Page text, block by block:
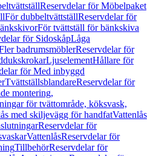
Reservdelar för Möbelpaket
För dubbeltvättställReservdelar för
För tvättställ för bänkskiva
för SidoskåpLåga
badrumsmöblerReservdelar för
LjuselementHållare för
för Med inbyggd
TvättställsblandareReservdelar för
montering,
för tvättområde, köksvask,
med skiljevägg för handfatVattenlås
Reservdelar för
VattenlåsReservdelar för
TillbehörReservdelar för